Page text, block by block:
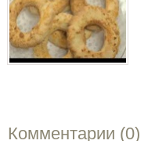
Комментарии (0)